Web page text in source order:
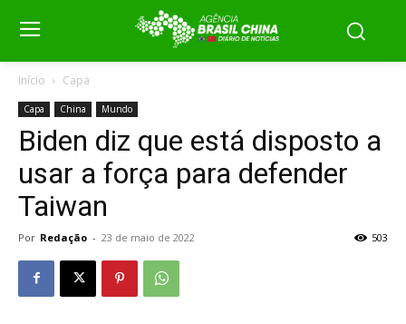
Início Capa
Capa China Mundo
Biden diz que está disposto a
usar a força para defender
Taiwan
Por Redação - 23 de maio de 2022 503